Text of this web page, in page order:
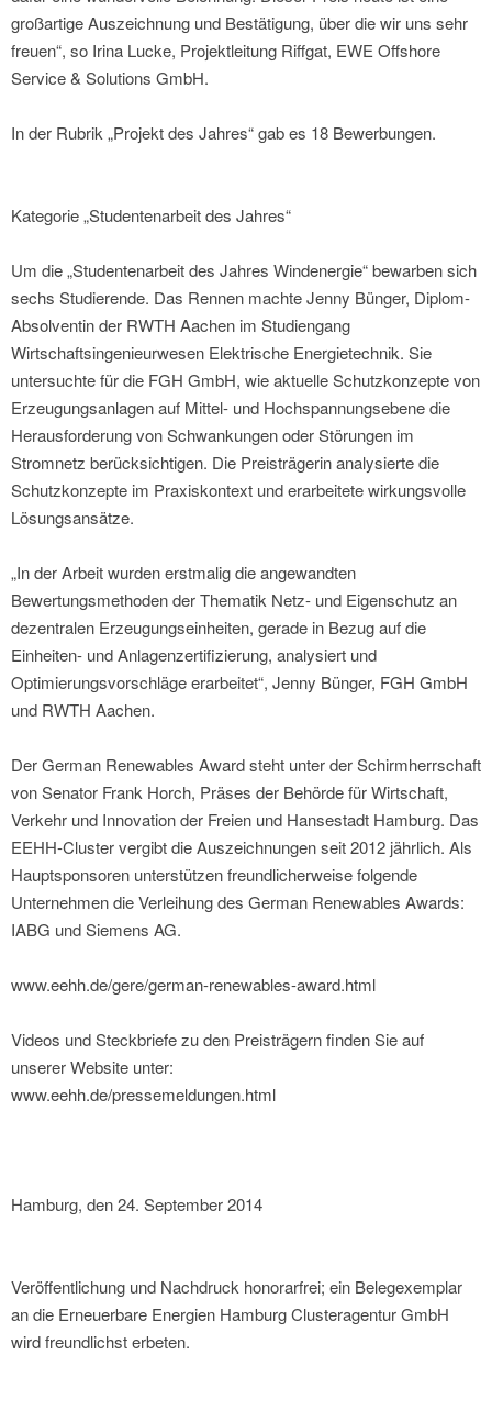
großartige Auszeichnung und Bestätigung, über die wir uns sehr
freuen“, so Irina Lucke, Projektleitung Riffgat, EWE Offshore
Service & Solutions GmbH.
In der Rubrik „Projekt des Jahres“ gab es 18 Bewerbungen.
Kategorie „Studentenarbeit des Jahres“
Um die „Studentenarbeit des Jahres Windenergie“ bewarben sich
sechs Studierende. Das Rennen machte Jenny Bünger, Diplom-
Absolventin der RWTH Aachen im Studiengang
Wirtschaftsingenieurwesen Elektrische Energietechnik. Sie
untersuchte für die FGH GmbH, wie aktuelle Schutzkonzepte von
Erzeugungsanlagen auf Mittel- und Hochspannungsebene die
Herausforderung von Schwankungen oder Störungen im
Stromnetz berücksichtigen. Die Preisträgerin analysierte die
Schutzkonzepte im Praxiskontext und erarbeitete wirkungsvolle
Lösungsansätze.
„In der Arbeit wurden erstmalig die angewandten
Bewertungsmethoden der Thematik Netz- und Eigenschutz an
dezentralen Erzeugungseinheiten, gerade in Bezug auf die
Einheiten- und Anlagenzertifizierung, analysiert und
Optimierungsvorschläge erarbeitet“, Jenny Bünger, FGH GmbH
und RWTH Aachen.
Der German Renewables Award steht unter der Schirmherrschaft
von Senator Frank Horch, Präses der Behörde für Wirtschaft,
Verkehr und Innovation der Freien und Hansestadt Hamburg. Das
EEHH-Cluster vergibt die Auszeichnungen seit 2012 jährlich. Als
Hauptsponsoren unterstützen freundlicherweise folgende
Unternehmen die Verleihung des German Renewables Awards:
IABG und Siemens AG.
www.eehh.de/gere/german-renewables-award.html
Videos und Steckbriefe zu den Preisträgern finden Sie auf
unserer Website unter:
www.eehh.de/pressemeldungen.html
Hamburg, den 24. September 2014
Veröffentlichung und Nachdruck honorarfrei; ein Belegexemplar
an die Erneuerbare Energien Hamburg Clusteragentur GmbH
wird freundlichst erbeten.